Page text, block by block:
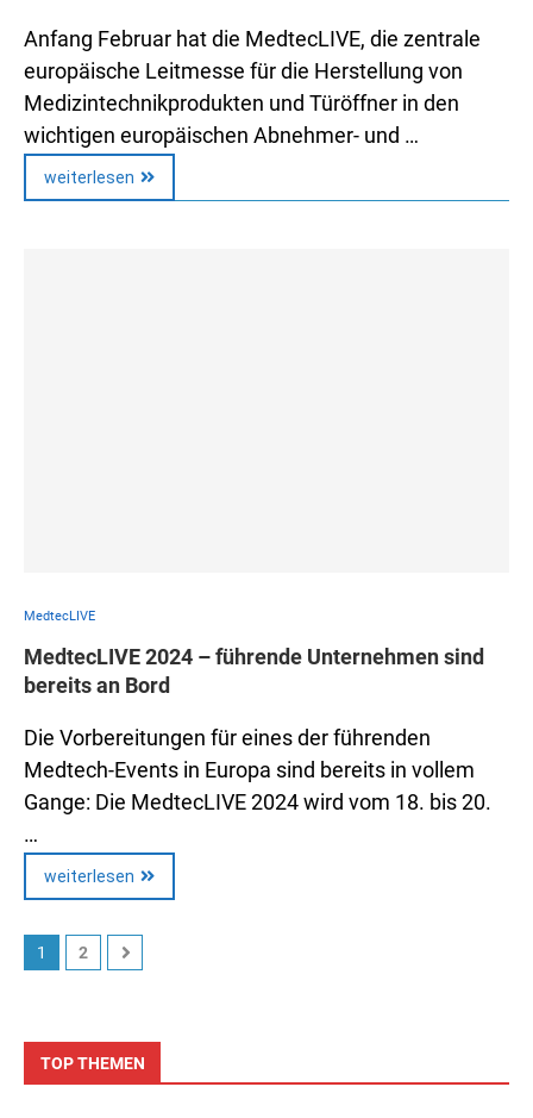
Anfang Februar hat die MedtecLIVE, die zentrale
europäische Leitmesse für die Herstellung von
Medizintechnikprodukten und Türöffner in den
wichtigen europäischen Abnehmer- und …
weiterlesen
MedtecLIVE
MedtecLIVE 2024 – führende Unternehmen sind
bereits an Bord
Die Vorbereitungen für eines der führenden
Medtech-Events in Europa sind bereits in vollem
Gange: Die MedtecLIVE 2024 wird vom 18. bis 20.
…
weiterlesen
1 2
TOP THEMEN